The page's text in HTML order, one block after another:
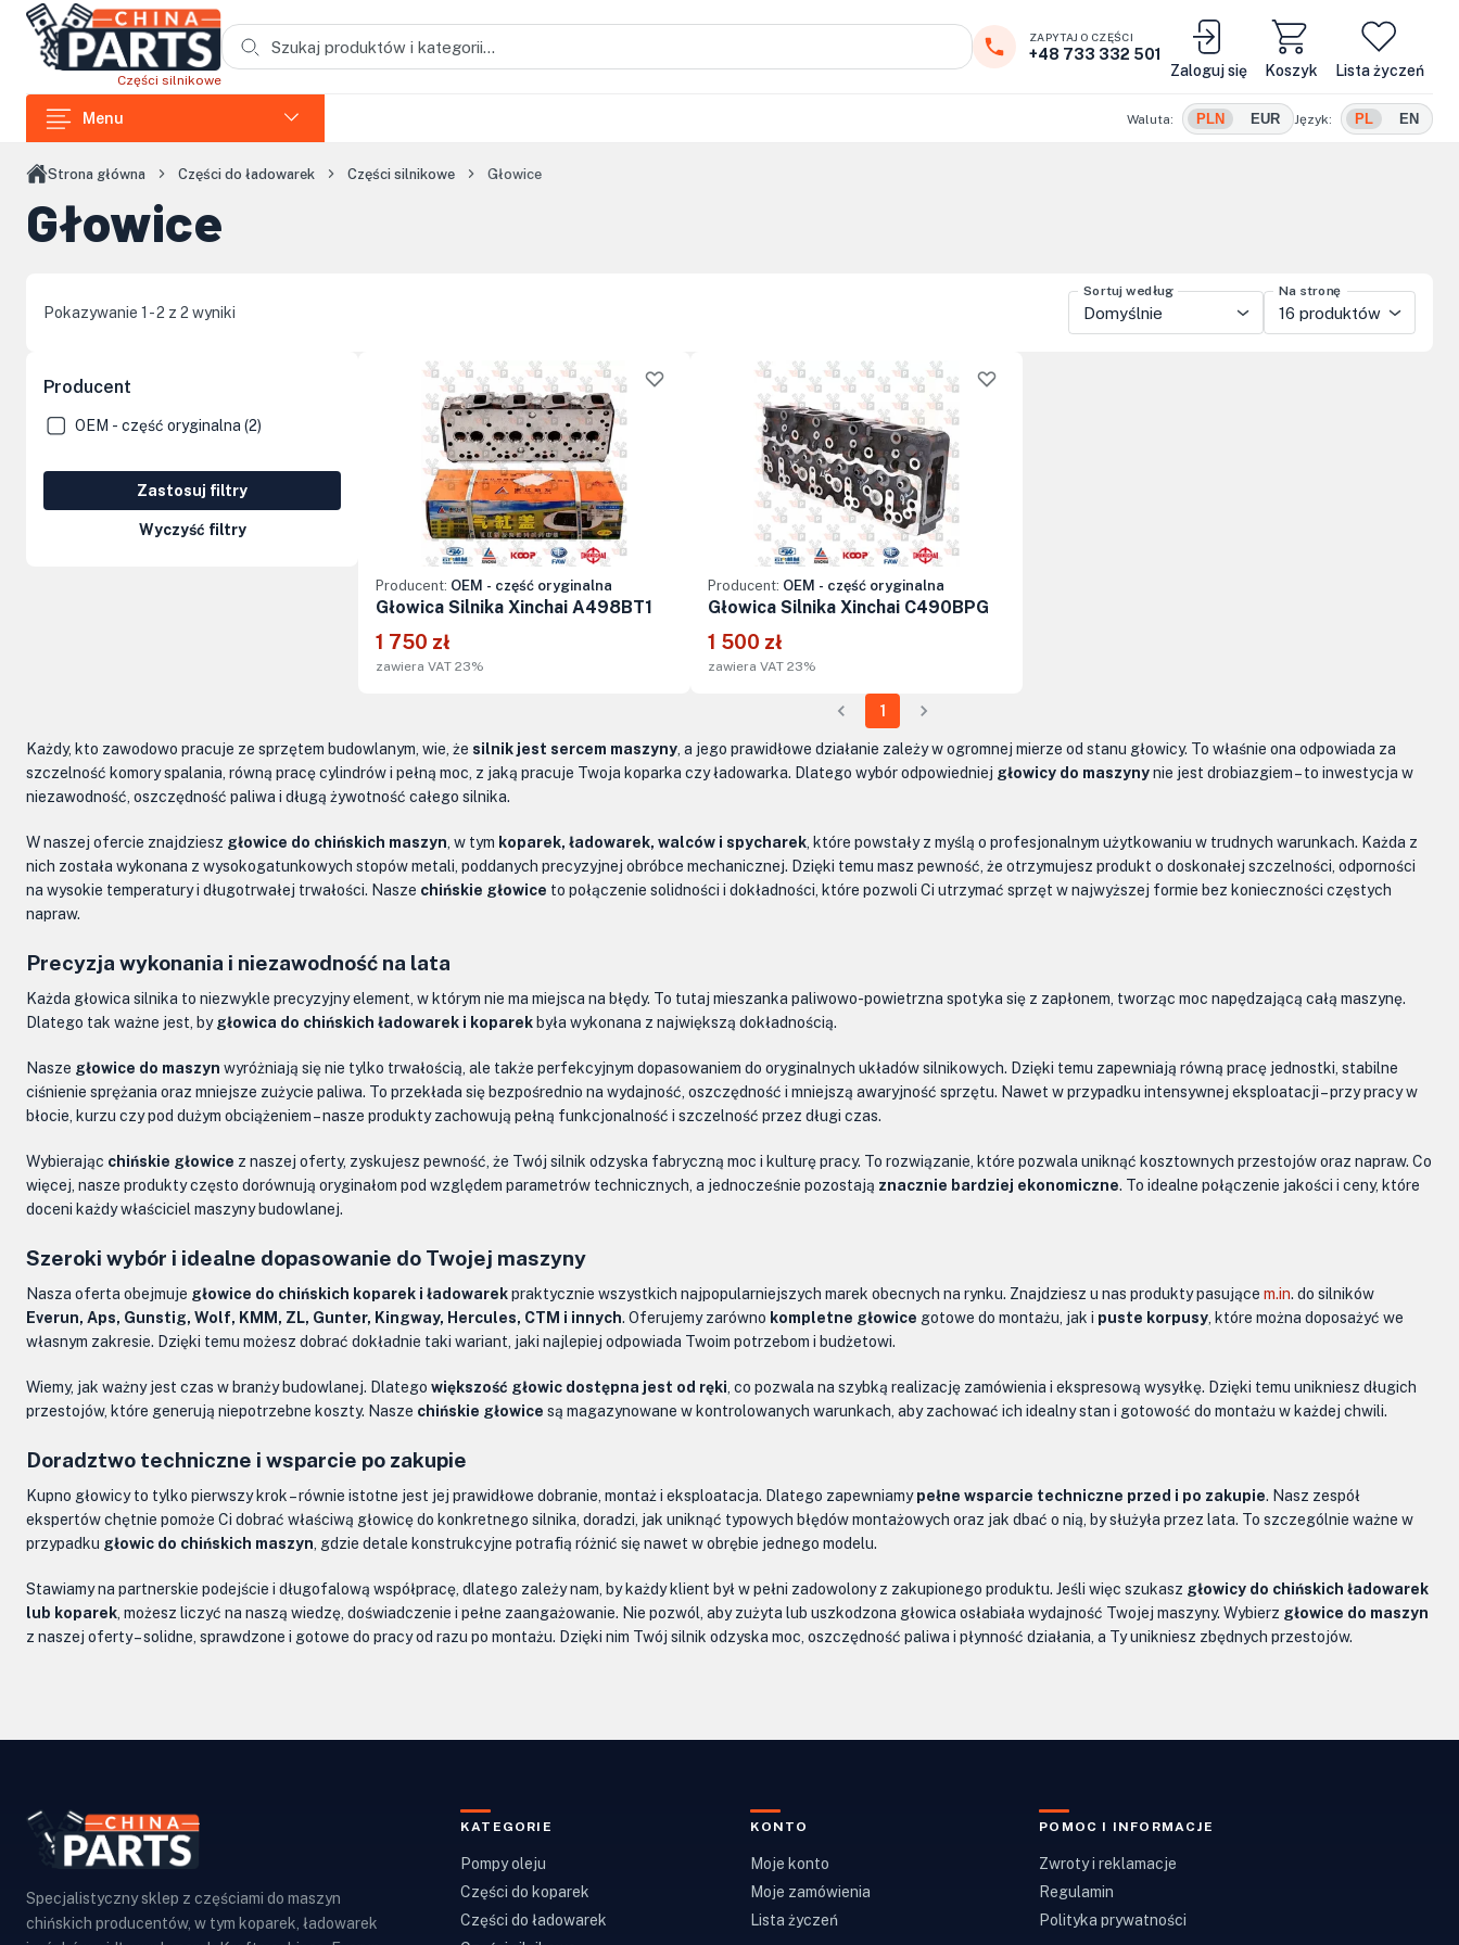
Przejdź do treści głównej
Części silnikowe
Koszyk
ZAPYTAJ O CZĘŚCI
+48 733 332 501
Zaloguj się
Lista życzeń
Menu
Części do ładowarek
Części do koparek
Części do zagęszczarek i skoczków
Części do siników Loncin
Elementy kabin
Kolumny kierownicze, orbitrole
Waluta: PLN EUR Język: PL EN
Strona główna Części do ładowarek Części silnikowe Głowice
Głowice
Pokazywanie 1 - 2 z 2 wyniki
Sortuj według
Domyślnie
Na stronę
16 produktów
Producent
OEM - część oryginalna (2)
Zastosuj filtry
Wyczyść filtry
Producent: OEM - część oryginalna
Głowica Silnika Xinchai A498BT1
1 750 zł
zawiera VAT 23%
Producent: OEM - część oryginalna
Głowica Silnika Xinchai C490BPG
1 500 zł
zawiera VAT 23%
1
Każdy, kto zawodowo pracuje ze sprzętem budowlanym, wie, że silnik jest sercem maszyny , a jego prawidłowe działanie zależy w ogromnej mierze od stanu głowicy. To właśnie ona odpowiada za
szczelność komory spalania, równą pracę cylindrów i pełną moc, z jaką pracuje Twoja koparka czy ładowarka. Dlatego wybór odpowiedniej głowicy do maszynynie jest drobiazgiem – to inwestycja w
niezawodność, oszczędność paliwa i długą żywotność całego silnika.
W naszej ofercie znajdziesz głowice do chińskich maszyn , w tym koparek, ładowarek, walców i spycharek , które powstały z myślą o profesjonalnym użytkowaniu w trudnych warunkach. Każda z
nich została wykonana z wysokogatunkowych stopów metali, poddanych precyzyjnej obróbce mechanicznej. Dzięki temu masz pewność, że otrzymujesz produkt o doskonałej szczelności, odporności
na wysokie temperatury i długotrwałej trwałości. Nasze chińskie głowice to połączenie solidności i dokładności, które pozwoli Ci utrzymać sprzęt w najwyższej formie bez konieczności częstych
napraw.
Precyzja wykonania i niezawodność na lata
Każda głowica silnika to niezwykle precyzyjny element, w którym nie ma miejsca na błędy. To tutaj mieszanka paliwowo-powietrzna spotyka się z zapłonem, tworząc moc napędzającą całą maszynę.
Dlatego tak ważne jest, by głowica do chińskich ładowarek i koparek była wykonana z największą dokładnością.
Nasze głowice do maszyn wyróżniają się nie tylko trwałością, ale także perfekcyjnym dopasowaniem do oryginalnych układów silnikowych. Dzięki temu zapewniają równą pracę jednostki, stabilne
ciśnienie sprężania oraz mniejsze zużycie paliwa. To przekłada się bezpośrednio na wydajność, oszczędność i mniejszą awaryjność sprzętu. Nawet w przypadku intensywnej eksploatacji – przy pracy w
błocie, kurzu czy pod dużym obciążeniem – nasze produkty zachowują pełną funkcjonalność i szczelność przez długi czas.
Wybierając chińskie głowice z naszej oferty, zyskujesz pewność, że Twój silnik odzyska fabryczną moc i kulturę pracy. To rozwiązanie, które pozwala uniknąć kosztownych przestojów oraz napraw. Co
więcej, nasze produkty często dorównują oryginałom pod względem parametrów technicznych, a jednocześnie pozostają znacznie bardziej ekonomiczne. To idealne połączenie jakości i ceny, które
doceni każdy właściciel maszyny budowlanej.
Szeroki wybór i idealne dopasowanie do Twojej maszyny
Nasza oferta obejmuje głowice do chińskich koparek i ładowarekpraktycznie wszystkich najpopularniejszych marek obecnych na rynku. Znajdziesz u nas produkty pasujące m.in. do silników
Everun, Aps, Gunstig, Wolf, KMM, ZL, Gunter, Kingway, Hercules, CTM i innych. Oferujemy zarówno kompletne głowice gotowe do montażu, jak i puste korpusy , które można doposażyć we
własnym zakresie. Dzięki temu możesz dobrać dokładnie taki wariant, jaki najlepiej odpowiada Twoim potrzebom i budżetowi.
Wiemy, jak ważny jest czas w branży budowlanej. Dlatego większość głowic dostępna jest od ręki , co pozwala na szybką realizację zamówienia i ekspresową wysyłkę. Dzięki temu unikniesz długich
przestojów, które generują niepotrzebne koszty. Nasze chińskie głowice są magazynowane w kontrolowanych warunkach, aby zachować ich idealny stan i gotowość do montażu w każdej chwili.
Doradztwo techniczne i wsparcie po zakupie
Kupno głowicy to tylko pierwszy krok – równie istotne jest jej prawidłowe dobranie, montaż i eksploatacja. Dlatego zapewniamypełne wsparcie techniczne przed i po zakupie. Nasz zespół
ekspertów chętnie pomoże Ci dobrać właściwą głowicę do konkretnego silnika, doradzi, jak uniknąć typowych błędów montażowych oraz jak dbać o nią, by służyła przez lata. To szczególnie ważne w
przypadku głowic do chińskich maszyn , gdzie detale konstrukcyjne potrafią różnić się nawet w obrębie jednego modelu.
Stawiamy na partnerskie podejście i długofalową współpracę, dlatego zależy nam, by każdy klient był w pełni zadowolony z zakupionego produktu. Jeśli więc szukasz głowicy do chińskich ładowarek
lub koparek , możesz liczyć na naszą wiedzę, doświadczenie i pełne zaangażowanie. Nie pozwól, aby zużyta lub uszkodzona głowica osłabiała wydajność Twojej maszyny. Wybierz głowice do maszyn
z naszej oferty – solidne, sprawdzone i gotowe do pracy od razu po montażu. Dzięki nim Twój silnik odzyska moc, oszczędność paliwa i płynność działania, a Ty unikniesz zbędnych przestojów.
Specjalistyczny sklep z częściami do maszyn
chińskich producentów, w tym koparek, ładowarek
KATEGORIE
Pompy oleju
Części do koparek
Części do ładowarek
KONTO
Moje konto
Moje zamówienia
Lista życzeń
POMOC I INFORMACJE
Zwroty i reklamacje
Regulamin
Polityka prywatności